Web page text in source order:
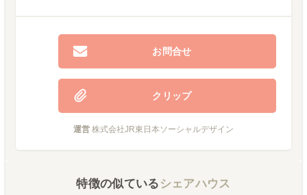
お問合せ
クリップ
運営 株式会社JR東日本ソーシャルデザイン
特徴の似ている シェアハウス